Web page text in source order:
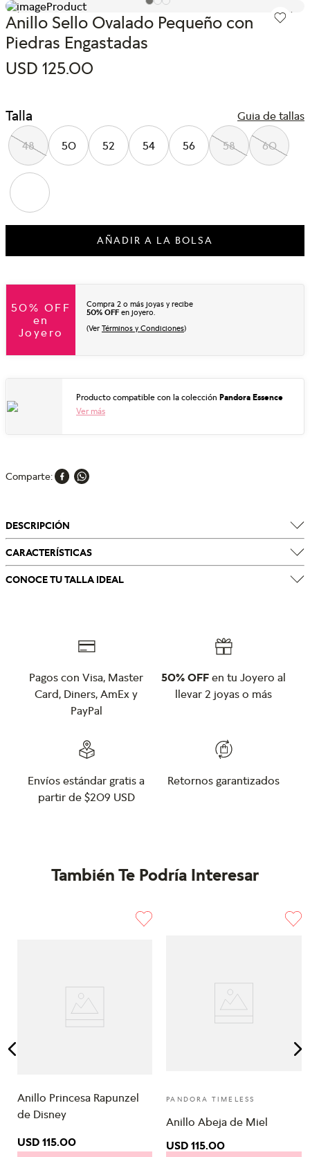
Anillo Sello Ovalado Pequeño con
Piedras Engastadas
USD 125.00
Talla Guia de tallas
48 50 52 54 56 58 60
AÑADIR A LA BOLSA
50% OFF
en
Joyero
Compra 2 o más joyas y recibe
50% OFF en joyero.
(Ver Términos y Condiciones)
Producto compatible con la colección Pandora Essence
Ver más
Comparte
DESCRIPCIÓN
CARACTERÍSTICAS
CONOCE TU TALLA IDEAL
Pagos con Visa, Master
Card, Diners, AmEx y
PayPal
50% OFF en tu Joyero al
llevar 2 joyas o más
Envíos estándar gratis a
partir de $209 USD
Retornos garantizados
También Te Podría Interesar
Anillo Princesa Rapunzel
de Disney
USD 115.00
PANDORA TIMELESS
Anillo Abeja de Miel
USD 115.00